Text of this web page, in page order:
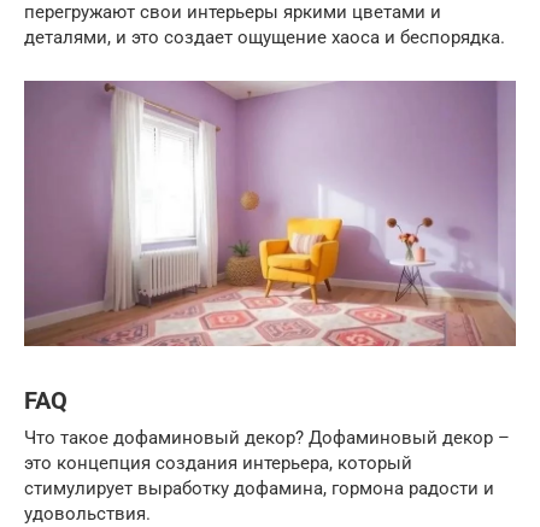
перегружают свои интерьеры яркими цветами и
деталями, и это создает ощущение хаоса и беспорядка.
FAQ
Что такое дофаминовый декор? Дофаминовый декор –
это концепция создания интерьера, который
стимулирует выработку дофамина, гормона радости и
удовольствия.